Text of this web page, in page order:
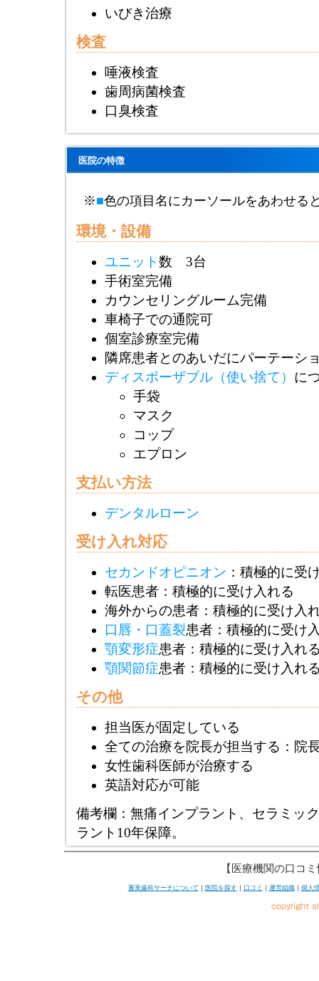
いびき治療
検査
唾液検査
歯周病菌検査
口臭検査
医院の特徴
※■色の項目名にカーソールをあわせる
環境・設備
ユニット数 3台
手術室完備
カウンセリングルーム完備
車椅子での通院可
個室診療室完備
隣席患者とのあいだにパーテーシ
ディスポーザブル（使い捨て） に
手袋
マスク
コップ
エプロン
支払い方法
デンタルローン
受け入れ対応
セカンドオピニオン ：積極的に受
転医患者：積極的に受け入れる
海外からの患者：積極的に受け入
口唇・口蓋裂患者：積極的に受け
顎変形症患者：積極的に受け入れ
顎関節症患者：積極的に受け入れ
その他
担当医が固定している
全ての治療を院長が担当する：院
女性歯科医師が治療する
英語対応が可能
備考欄：無痛インプラント、セラミッ
ラント10年保障。
【医療機関の口コ
審美歯科サーチについて ｜ 医院を探す｜ 口コミ ｜ 運営組織｜ 個人